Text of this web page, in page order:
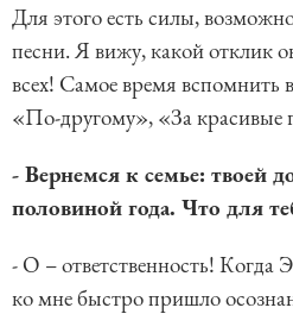
Для этого есть силы,
песни. Я вижу, какой отклик
всех! Самое время вспомнить
«По-другому», «За красивые
- Вернемся к семье: твоей
половиной года. Что для
- О – ответственность! Когда
ко мне быстро пришло